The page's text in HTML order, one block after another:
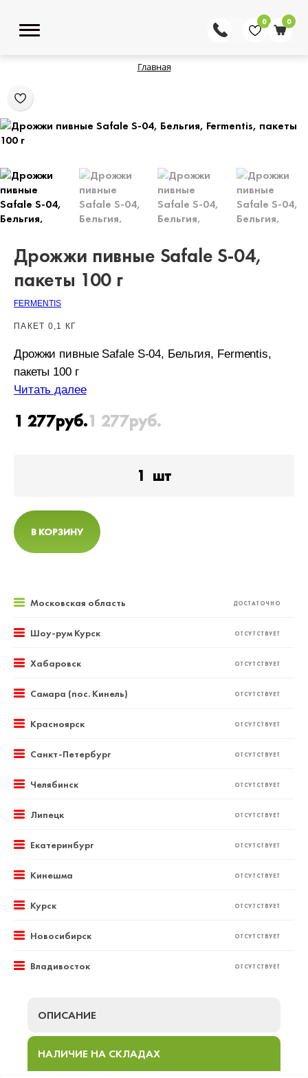
0 0
Главная
Дрожжи пивные Safale S-04,
пакеты 100 г
FERMENTIS
ПАКЕТ 0,1 КГ
Дрожжи пивные Safale S-04, Бельгия, Fermentis,
пакеты 100 г
Читать далее
1 277руб.1 277руб.
1 шт
В КОРЗИНУ
Московская область ДОСТАТОЧНО
Шоу-рум Курск ОТСУТСТВУЕТ
Хабаровск ОТСУТСТВУЕТ
Самара (пос. Кинель) ОТСУТСТВУЕТ
Красноярск ОТСУТСТВУЕТ
Санкт-Петербург ОТСУТСТВУЕТ
Челябинск ОТСУТСТВУЕТ
Липецк ОТСУТСТВУЕТ
Екатеринбург ОТСУТСТВУЕТ
Кинешма ОТСУТСТВУЕТ
Курск ОТСУТСТВУЕТ
Новосибирск ОТСУТСТВУЕТ
Владивосток ОТСУТСТВУЕТ
ОПИСАНИЕ
НАЛИЧИЕ НА СКЛАДАХ